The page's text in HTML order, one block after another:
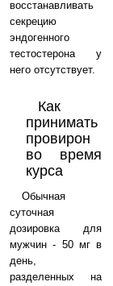
восстанавливать
секрецию
эндогенного
тестостерона у
него отсутствует.
Как
принимать
провирон
во время
курса
Обычная
суточная
дозировка для
мужчин - 50 мг в
день,
разделенных на